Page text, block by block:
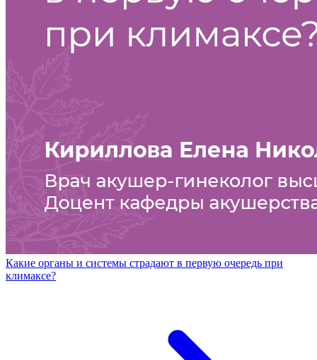
Какие органы и системы страдают в первую очередь при
климаксе?